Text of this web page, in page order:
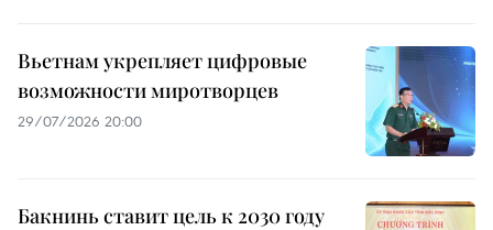
Вьетнам укрепляет цифровые
возможности миротворцев
29/07/2026 20:00
Бакнинь ставит цель к 2030 году